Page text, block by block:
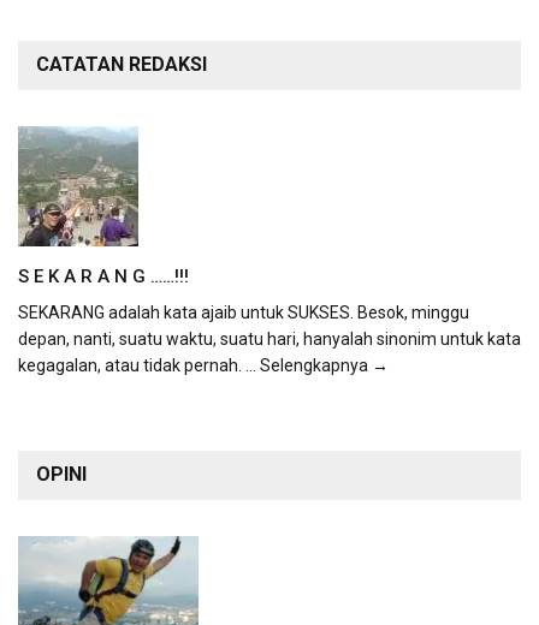
CATATAN REDAKSI
S E K A R A N G ……!!!
SEKARANG adalah kata ajaib untuk SUKSES. Besok, minggu
depan, nanti, suatu waktu, suatu hari, hanyalah sinonim untuk kata
kegagalan, atau tidak pernah.
... Selengkapnya →
OPINI